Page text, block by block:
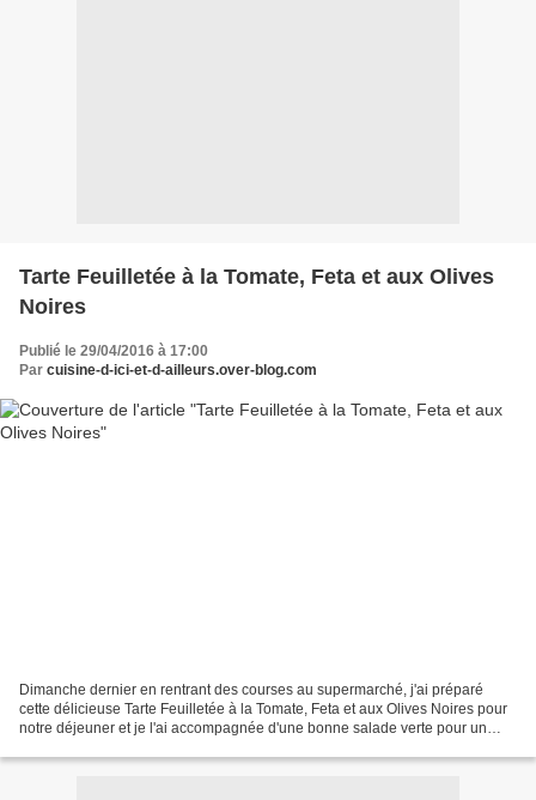
Tarte Feuilletée à la Tomate, Feta et aux Olives
Noires
Publié le 29/04/2016 à 17:00
Par cuisine-d-ici-et-d-ailleurs.over-blog.com
Dimanche dernier en rentrant des courses au supermarché, j'ai préparé
cette délicieuse Tarte Feuilletée à la Tomate, Feta et aux Olives Noires pour
notre déjeuner et je l'ai accompagnée d'une bonne salade verte pour un